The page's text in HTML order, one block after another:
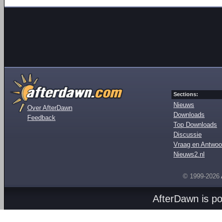
Over AfterDawn
Feedback
Sections:
Nieuws
Downloads
Top Downloads
Discussie
Vraag en
Nieuws2.nl
© 1999-2026
AfterDawn is